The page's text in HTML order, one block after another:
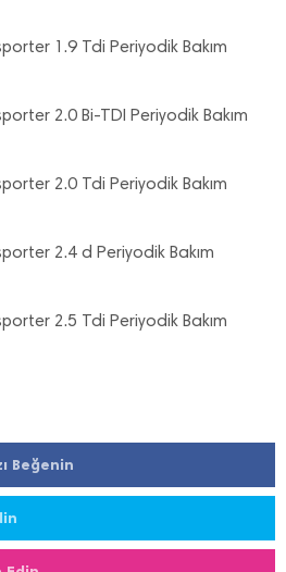
1.9 Tdi Periyodik Bakım
2.0 Bi-TDI Periyodik Bakım
2.0 Tdi Periyodik Bakım
2.4 d Periyodik Bakım
2.5 Tdi Periyodik Bakım
Beğenin